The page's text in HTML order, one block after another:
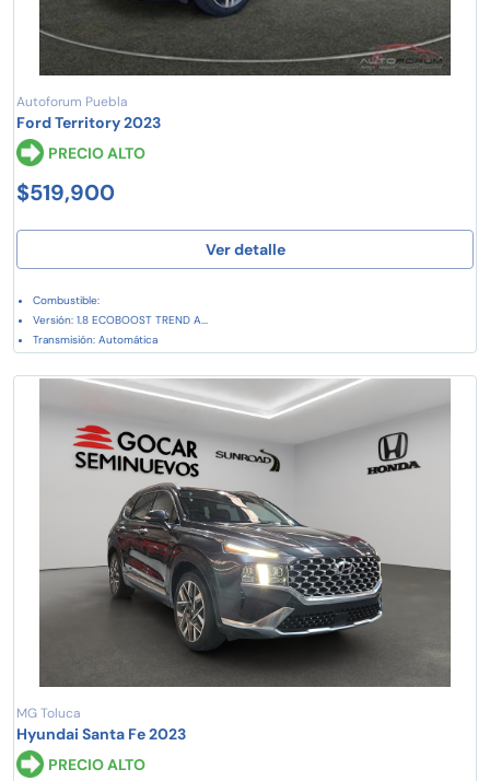
Autoforum Puebla
Ford Territory 2023
PRECIO ALTO
$519,900
Ver detalle
Combustible:
Versión: 1.8 ECOBOOST TREND A...
Transmisión: Automática
MG Toluca
Hyundai Santa Fe 2023
PRECIO ALTO